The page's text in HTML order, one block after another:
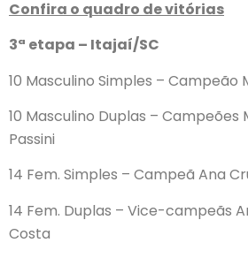
Confira o quadro de vitórias
3ª etapa – Itajaí/SC
10 Masculino Simples – Campeão
10 Masculino Duplas – Campeões
Passini
14 Fem. Simples – Campeã Ana
14 Fem. Duplas – Vice-campeãs
Costa